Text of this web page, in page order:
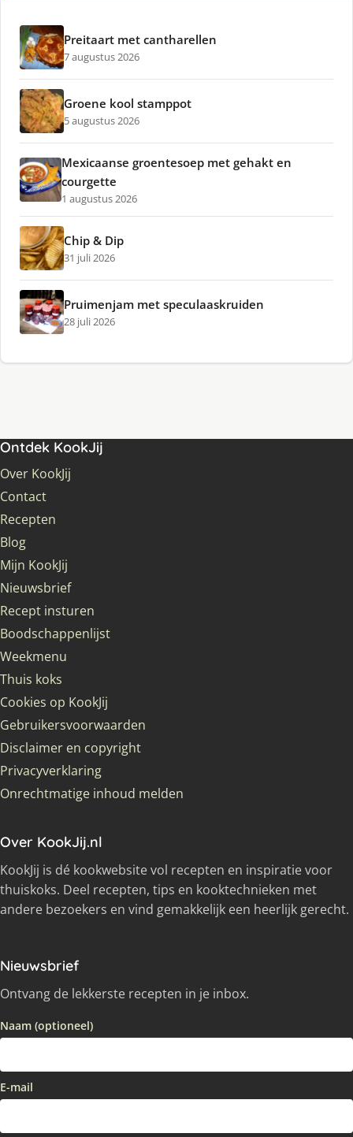
Preitaart met cantharellen
7 augustus 2026
Groene kool stamppot
5 augustus 2026
Mexicaanse groentesoep met gehakt en
courgette
1 augustus 2026
Chip & Dip
31 juli 2026
Pruimenjam met speculaaskruiden
28 juli 2026
Ontdek KookJij
Over KookJij
Contact
Recepten
Blog
Mijn KookJij
Nieuwsbrief
Recept insturen
Boodschappenlijst
Weekmenu
Thuis koks
Cookies op KookJij
Gebruikersvoorwaarden
Disclaimer en copyright
Privacyverklaring
Onrechtmatige inhoud melden
Over KookJij.nl
KookJij is dé kookwebsite vol recepten en inspiratie voor
thuiskoks. Deel recepten, tips en kooktechnieken met
andere bezoekers en vind gemakkelijk een heerlijk gerecht.
Nieuwsbrief
Ontvang de lekkerste recepten in je inbox.
Naam (optioneel)
E-mail